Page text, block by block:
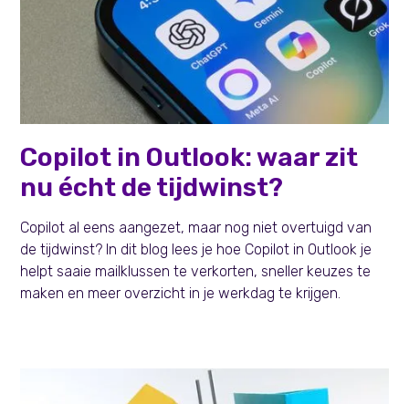
Persoonlijke effectiviteit
Copilot in Outlook: waar zit
nu écht de tijdwinst?
Copilot al eens aangezet, maar nog niet overtuigd van
de tijdwinst? In dit blog lees je hoe Copilot in Outlook je
helpt saaie mailklussen te verkorten, sneller keuzes te
maken en meer overzicht in je werkdag te krijgen.